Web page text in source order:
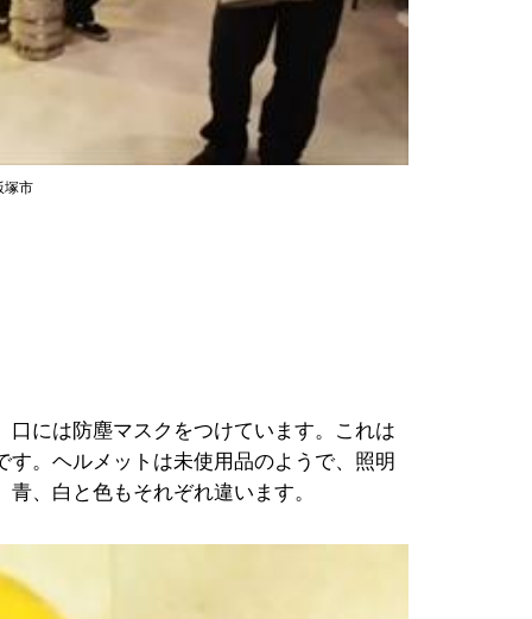
塚市
には防塵マスクをつけています。これは
。ヘルメットは未使用品のようで、照明
、白と色もそれぞれ違います。